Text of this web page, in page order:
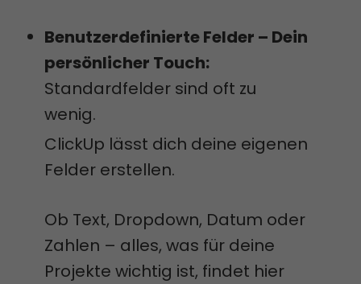
Benutzerdefinierte Felder – Dein
persönlicher Touch:
Standardfelder sind oft zu
wenig.
ClickUp lässt dich deine eigenen
Felder erstellen.
Ob Text, Dropdown, Datum oder
Zahlen – alles, was für deine
Projekte wichtig ist, findet hier